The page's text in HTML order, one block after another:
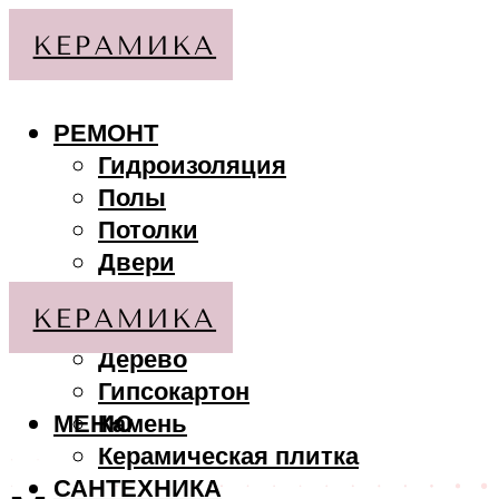
РЕМОНТ
Гидроизоляция
Полы
Потолки
Двери
МАТЕРИАЛЫ
Дерево
Гипсокартон
Камень
Керамическая плитка
САНТЕХНИКА
МЕНЮ